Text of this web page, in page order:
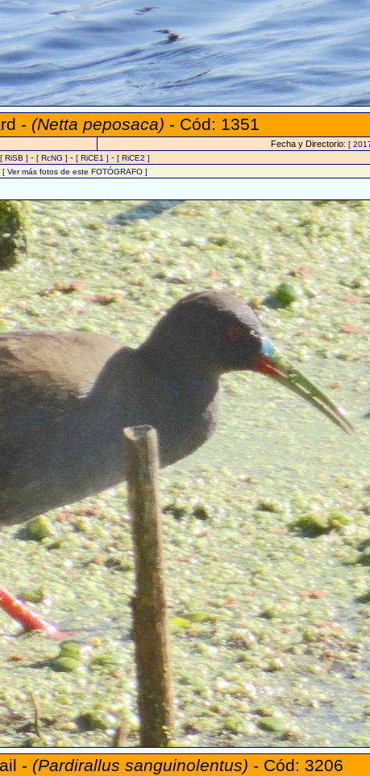
- (Netta peposaca) - Cód: 1351
Fecha y Directorio: [
[ RiSB ] - [ RcNG ] - [ RiCE1 ] - [ RiCE2 ]
[ Ver más fotos de este FOTÓGRAFO ]
- (Pardirallus sanguinolentus) - Cód: 3206